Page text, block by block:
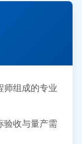
师组成的专业
验收与量产需